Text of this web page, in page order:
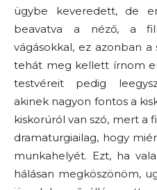
ügybe keveredett, de
beavatva a néző, a
vágásokkal, ez azonban
tehát meg kellett írnom
testvéreit pedig
akinek nagyon fontos a
kiskorúról van szó, mert a
dramaturgiailag, hogy
munkahelyét. Ezt, ha
hálásan megköszönöm,